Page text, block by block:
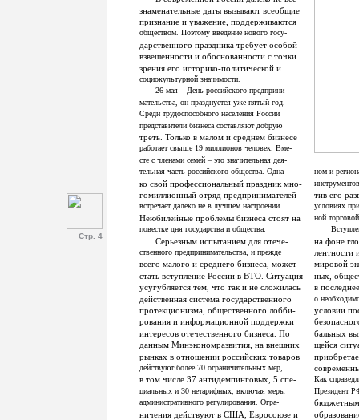
Стр. 4
знаменательные даты вызывают всеобщие
признание и уважение, поддерживаются
обществом. Поэтому введение нового госу-
дарственного праздника требует особой
взвешенности и обоснованности с точки
зрения его историко-политической и
социокультурной значимости.
26 мая – День российского предприни-
мательства, он празднуется уже пятый год.
Среди трудоспособного населения России
представители бизнеса составляют добрую
треть. Только в малом и среднем бизнесе
работает свыше 19 миллионов человек. Вме-
сте с членами семей – это значительная дея-
тельная часть российского общества. Одна-
ко свой профессиональный праздник мно-
гомиллионный отряд предпринимателей
встречает далеко не в лучшем настроении.
Неюбилейные проблемы бизнеса стоят на
повестке дня государства и общества.
Серьезным испытанием для отече-
ственного предпринимательства, и прежде
всего малого и среднего бизнеса, может
стать вступление России в ВТО. Ситуация
усугубляется тем, что так и не сложилась
действенная система государственного
протекционизма, общественного лобби-
рования и информационной поддержки
интересов отечественного бизнеса. По
данным Минэкономразвития, на внешних
рынках в отношении российских товаров
действуют более 70 ограничительных мер,
в том числе 37 антидемпинговых, 5 спе-
циальных и 30 нетарифных, включая меры
административного регулирования. Огра-
ничения действуют в США, Евросоюзе и
ном и
тив его
условиях
ной
на фоне
лентности
мировой
ных,
в
о
условии
бальных
щейся
Как
Президент